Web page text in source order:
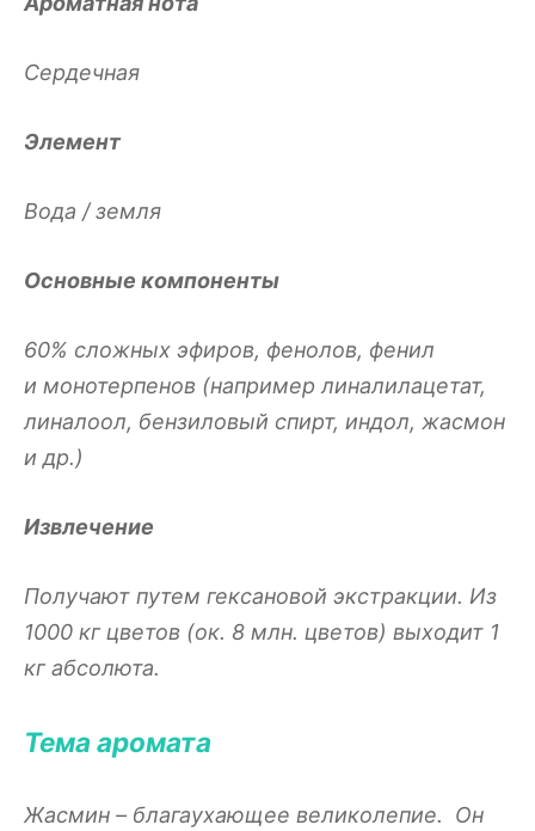
Сердечная
Элемент
Вода / земля
Основные компоненты
60% сложных эфиров, фенолов, фенил
и монотерпенов (например линалилацетат,
линалоол, бензиловый спирт, индол, жасмон
и др.)
Извлечение
Получают путем гексановой экстракции. Из
1000 кг цветов (ок. 8 млн. цветов) выходит 1
кг абсолюта.
Тема аромата
Жасмин – благаухающее великолепие. Он